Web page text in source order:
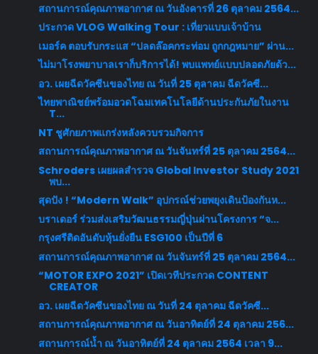
สถานการณ์คุณภาพอากาศ ณ วันอังคารที่ 26 ตุลาคม 2564...
ประกวด VLOG Walking Tour : เที่ยวแบบเจ้าบ้าน
เมอร์ค ตอบรับกระแส “ปลดล๊อคกระท่อม ถูกกฎหมาย” ผ่าน...
ไม่มาโรงพยาบาลเราก็บริการได้! พบแพทย์แบบปลอดภัยด้ว...
อว. เผยฉีดวัคซีนของไทย ณ วันที่ 25 ตุลาคม ฉีดวัคซี...
ไทยพาณิชย์พร้อมอวดโฉมเทคโนโลยีด้านประกันภัยในงาน
T...
NT ชูศักยภาพแกร่งหลังควบรวมกิจการ
สถานการณ์คุณภาพอากาศ ณ วันจันทร์ที่ 25 ตุลาคม 2564...
Schroders เผยผลสำรวจ Global Investor Study 2021
พบ...
สุดปัง ! “Modern Walk” อุปกรณ์ช่วยพยุงเดินป้องกันห...
บราเดอร์ ร่วมส่งเสริมวัฒนธรรมญี่ปุ่นผ่านโครงการ “จ...
กรุงศรีติดอันดับหุ้นยั่งยืน ESG100 เป็นปีที่ 6
สถานการณ์คุณภาพอากาศ ณ วันจันทร์ที่ 25 ตุลาคม 2564...
“MOTOR EXPO 2021” เปิดเวทีประกวด CONTENT
CREATOR
อว. เผยฉีดวัคซีนของไทย ณ วันที่ 24 ตุลาคม ฉีดวัคซี...
สถานการณ์คุณภาพอากาศ ณ วันอาทิตย์ที่ 24 ตุลาคม 256...
สถานการณ์น้ำ ณ วันอาทิตย์ที่ 24 ตุลาคม 2564 เวลา 9...